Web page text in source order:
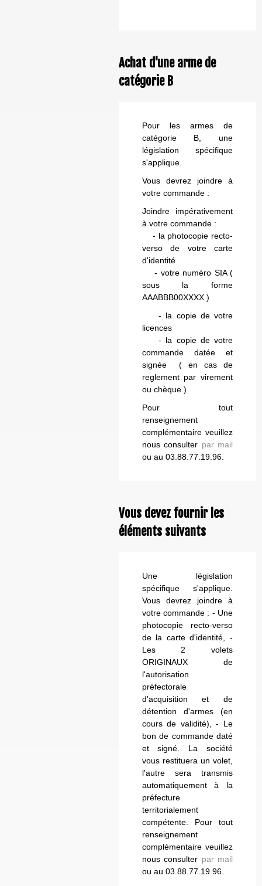
Achat d'une arme de
catégorie B
Pour les armes de
catégorie B, une
législation spécifique
s'applique.
Vous devrez joindre à
votre commande :
Joindre impérativement
à votre commande :
- la photocopie recto-
verso de votre carte
d'identité
- votre numéro SIA (
sous la forme
AAABBB00XXXX )
- la copie de votre
licences
- la copie de votre
commande datée et
signée ( en cas de
reglement par virement
ou chèque )
Pour tout
renseignement
complémentaire veuillez
nous consulter par mail
ou au 03.88.77.19.96.
Vous devez fournir les
éléments suivants
Une législation
spécifique s'applique.
Vous devrez joindre à
votre commande : - Une
photocopie recto-verso
de la carte d'identité, -
Les 2 volets
ORIGINAUX de
l'autorisation
préfectorale
d'acquisition et de
détention d'armes (en
cours de validité), - Le
bon de commande daté
et signé. La société
vous restituera un volet,
l'autre sera transmis
automatiquement à la
préfecture
territorialement
compétente. Pour tout
renseignement
complémentaire veuillez
nous consulter par mail
ou au 03.88.77.19.96.